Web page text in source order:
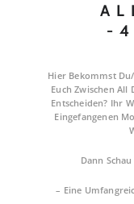
-
Hier Bekommst
Euch Zwischen
Entscheiden? Ihr
Eingefangenen
Dann
– Eine